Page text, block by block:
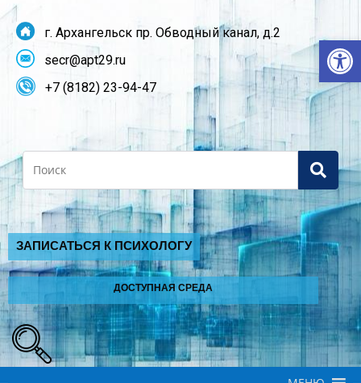
г. Архангельск пр. Обводный канал, д.2
secr@apt29.ru
+7 (8182) 23-94-47
Search
ЗАПИСАТЬСЯ К ПСИХОЛОГУ
ДОСТУПНАЯ СРЕДА